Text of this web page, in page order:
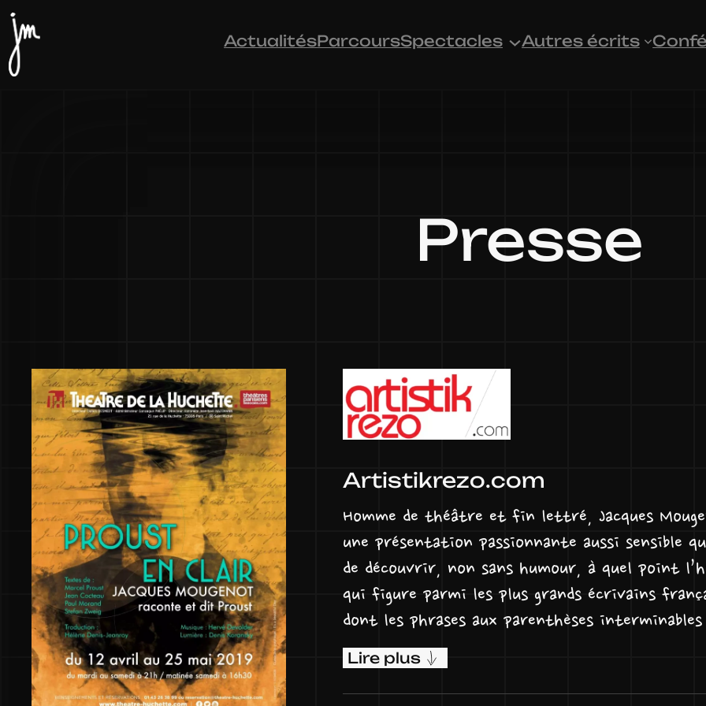
ActualitésParcoursSpectacles Autres écrits
Presse
Artistikrezo.com
Homme de théâtre et fin lettré, Jacques
une présentation passionnante aussi sensible
de découvrir, non sans humour, à quel point
qui figure parmi les plus grands écrivains
dont les phrases aux parenthèses
Recherche », disons les choses comme elles
l’adorent, les autres (les plus nombreux) le
qu’il convient de regarder de loin, sans la
Lire plus